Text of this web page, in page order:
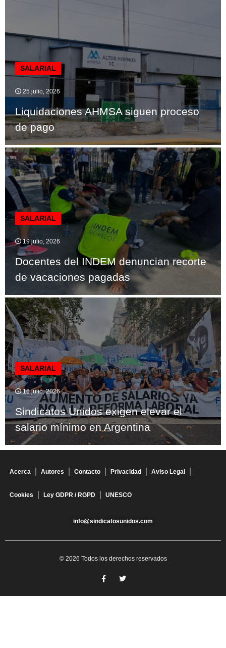
SALARIAL
25 julio, 2026
Liquidaciones AHMSA siguen proceso
de pago
SALARIAL
19 julio, 2026
Docentes del INDEM denuncian recorte
de vacaciones pagadas
SALARIAL
16 julio, 2026
Sindicatos Unidos exigen elevar el
salario mínimo en Argentina
Acerca Autores Contacto Privacidad Aviso Legal
Cookies Ley GDPR / RGPD UNESCO
info@sindicatosunidos.com
© 2026 Todos los derechos reservados